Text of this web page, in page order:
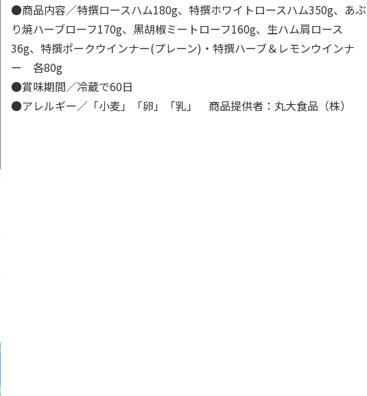
●商品内容／特撰ロースハム180g、特撰ホワイトロースハム350g、あぶ
り焼ハーブローフ170g、黒胡椒ミートローフ160g、生ハム肩ロース
36g、特撰ポークウインナー(プレーン)・特撰ハーブ＆レモンウインナ
ー 各80g
●賞味期間／冷蔵で60日
●アレルギー／「小麦」「卵」「乳」 商品提供者：丸大食品（株）